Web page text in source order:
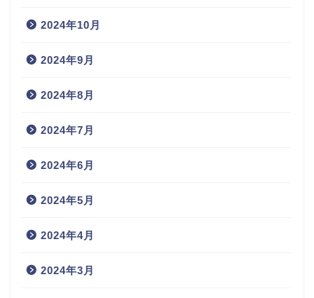
2024年10月
2024年9月
2024年8月
2024年7月
2024年6月
2024年5月
2024年4月
2024年3月